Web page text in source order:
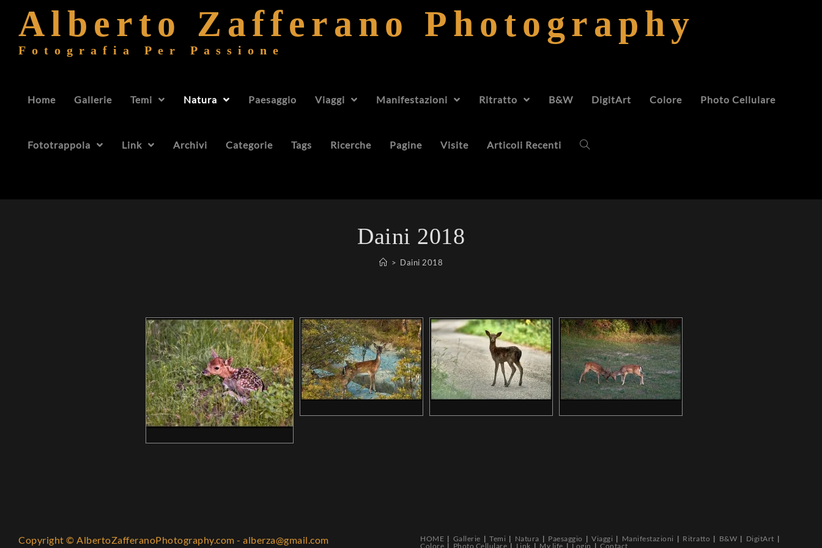
Alberto Zafferano Photography
Fotografia Per Passione
Home Gallerie Temi Natura Paesaggio Viaggi Manifestazioni Ritratto B&W DigitArt Colore Photo Cellulare
Fototrappola Link Archivi Categorie Tags Ricerche Pagine Visite Articoli Recenti
Daini 2018
> Daini 2018
HOME Gallerie Temi Natura Paesaggio Viaggi Manifestazioni Ritratto B&W
DigitArt
Colore
Photo Cellulare Link My life Login Contact
Copyright © AlbertoZafferanoPhotography.com - alberza@gmail.com